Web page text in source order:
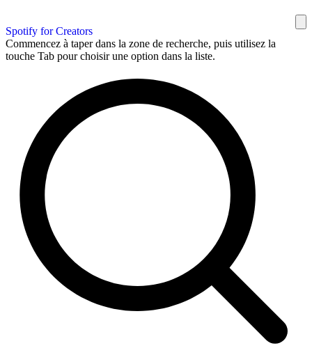
Spotify for Creators
Commencez à taper dans la zone de recherche, puis utilisez la
touche Tab pour choisir une option dans la liste.